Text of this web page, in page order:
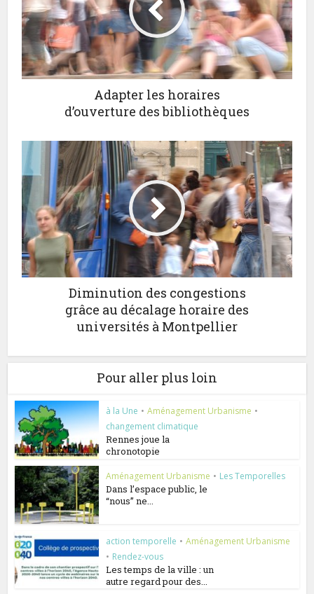
Adapter les horaires
d’ouverture des bibliothèques
Diminution des congestions
grâce au décalage horaire des
universités à Montpellier
Pour aller plus loin
à la Une • Aménagement Urbanisme •
changement climatique
Rennes joue la
chronotopie
Aménagement Urbanisme • Les Temporelles
Dans l’espace public, le
“nous” ne...
action temporelle • Aménagement Urbanisme
• Rendez-vous
Les temps de la ville : un
autre regard pour des...